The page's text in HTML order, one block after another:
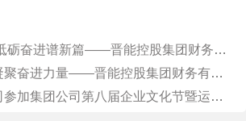
凝心聚力创文明 砥砺奋进谱新篇——晋能控股集团财务有限公司扎实推进精神文明创建工作
传承革命精神，凝聚奋进力量——晋能控股集团财务有限公司党支部主题党日活动
甘肃电投财务公司参加集团公司第八届企业文化节暨运动会